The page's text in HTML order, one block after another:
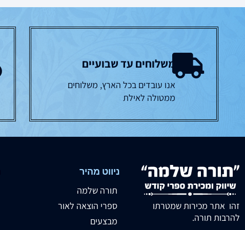
משלוחים עד שבועיים
אנו עובדים בכל הארץ, משלוחים
ממטולה לאילת
זהו אתר מכירות שמטרתו
להרבות תורה.
ניווט מהיר
תורה שלמה
ספרי הוצאה לאור
מבצעים